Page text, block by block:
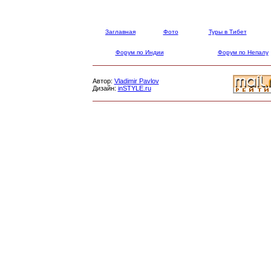
Заглавная Фото Туры в Тибет
Форум по Индии Форум по Непалу
Автор: Vladimir Pavlov
Дизайн: inSTYLE.ru